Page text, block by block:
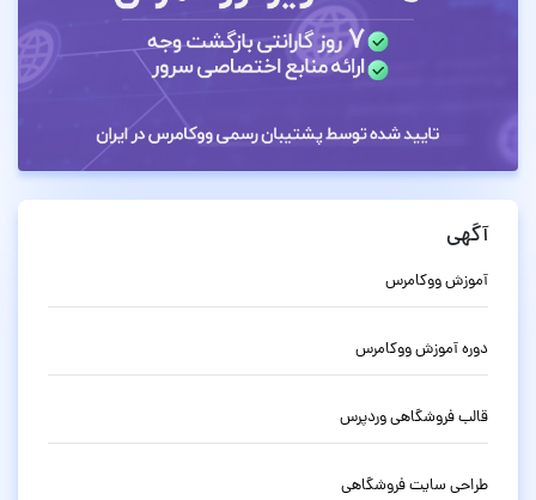
آگهی
آموزش ووکامرس
دوره آموزش ووکامرس
قالب فروشگاهی وردپرس
طراحی سایت فروشگاهی